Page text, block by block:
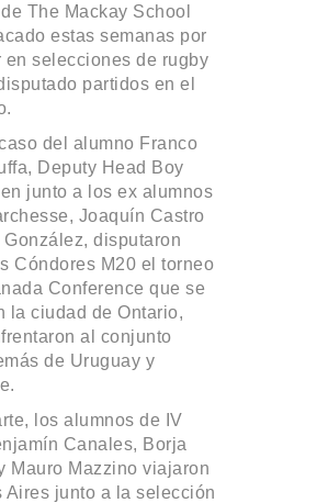
The Mackay School
estas semanas por
en selecciones de rugby
partidos en el
del alumno Franco
Deputy Head Boy
junto a los ex alumnos
Joaquín Castro
disputaron
Cóndores M20 el torneo
Conference que se
la ciudad de Ontario,
al conjunto
de Uruguay y
los alumnos de IV
Canales, Borja
Mauro Mazzino viajaron
Aires junto a la selección